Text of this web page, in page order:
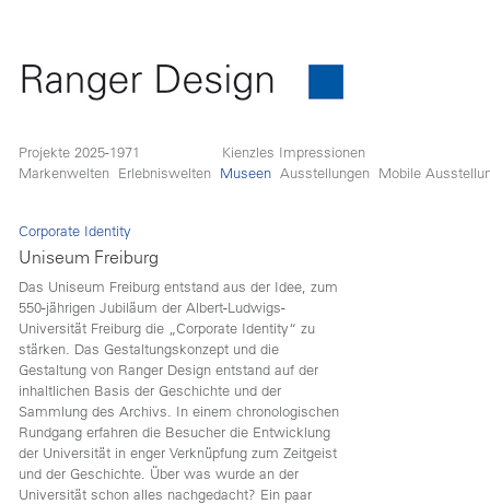
Projekte 2025-1971
Kienzles Impressionen
Markenwelten Erlebniswelten Museen Ausstellungen Mobile
Corporate Identity
Uniseum Freiburg
Das Uniseum Freiburg entstand aus der Idee, zum
550-jährigen Jubiläum der Albert-Ludwigs-
Universität Freiburg die „Corporate Identity“ zu
stärken. Das Gestaltungskonzept und die
Gestaltung von Ranger Design entstand auf der
inhaltlichen Basis der Geschichte und der
Sammlung des Archivs. In einem chronologischen
Rundgang erfahren die Besucher die Entwicklung
der Universität in enger Verknüpfung zum Zeitgeist
und der Geschichte. Über was wurde an der
Universität schon alles nachgedacht? Ein paar